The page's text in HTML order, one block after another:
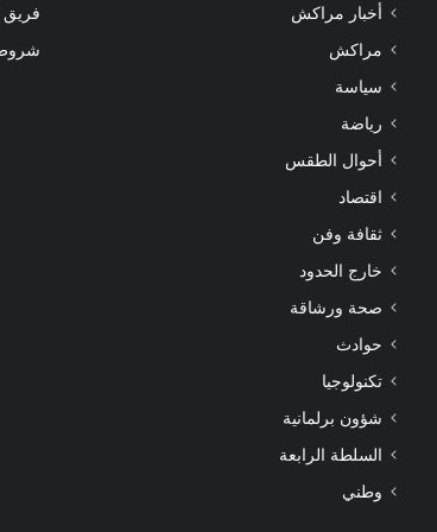
أخبار مراكش
مراكش
سياسة
رياضة
أحوال الطقس
اقتصاد
ثقافة وفن
خارج الحدود
صحة ورشاقة
حوادث
تكنولوجيا
شؤون برلمانية
السلطة الرابعة
وطني
فريق
شروط